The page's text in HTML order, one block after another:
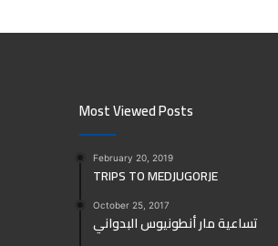
Most Viewed Posts
February 20, 2019
TRIPS TO MEDJUGORJE
October 25, 2017
تساعية مار أنطونيوس البدواني